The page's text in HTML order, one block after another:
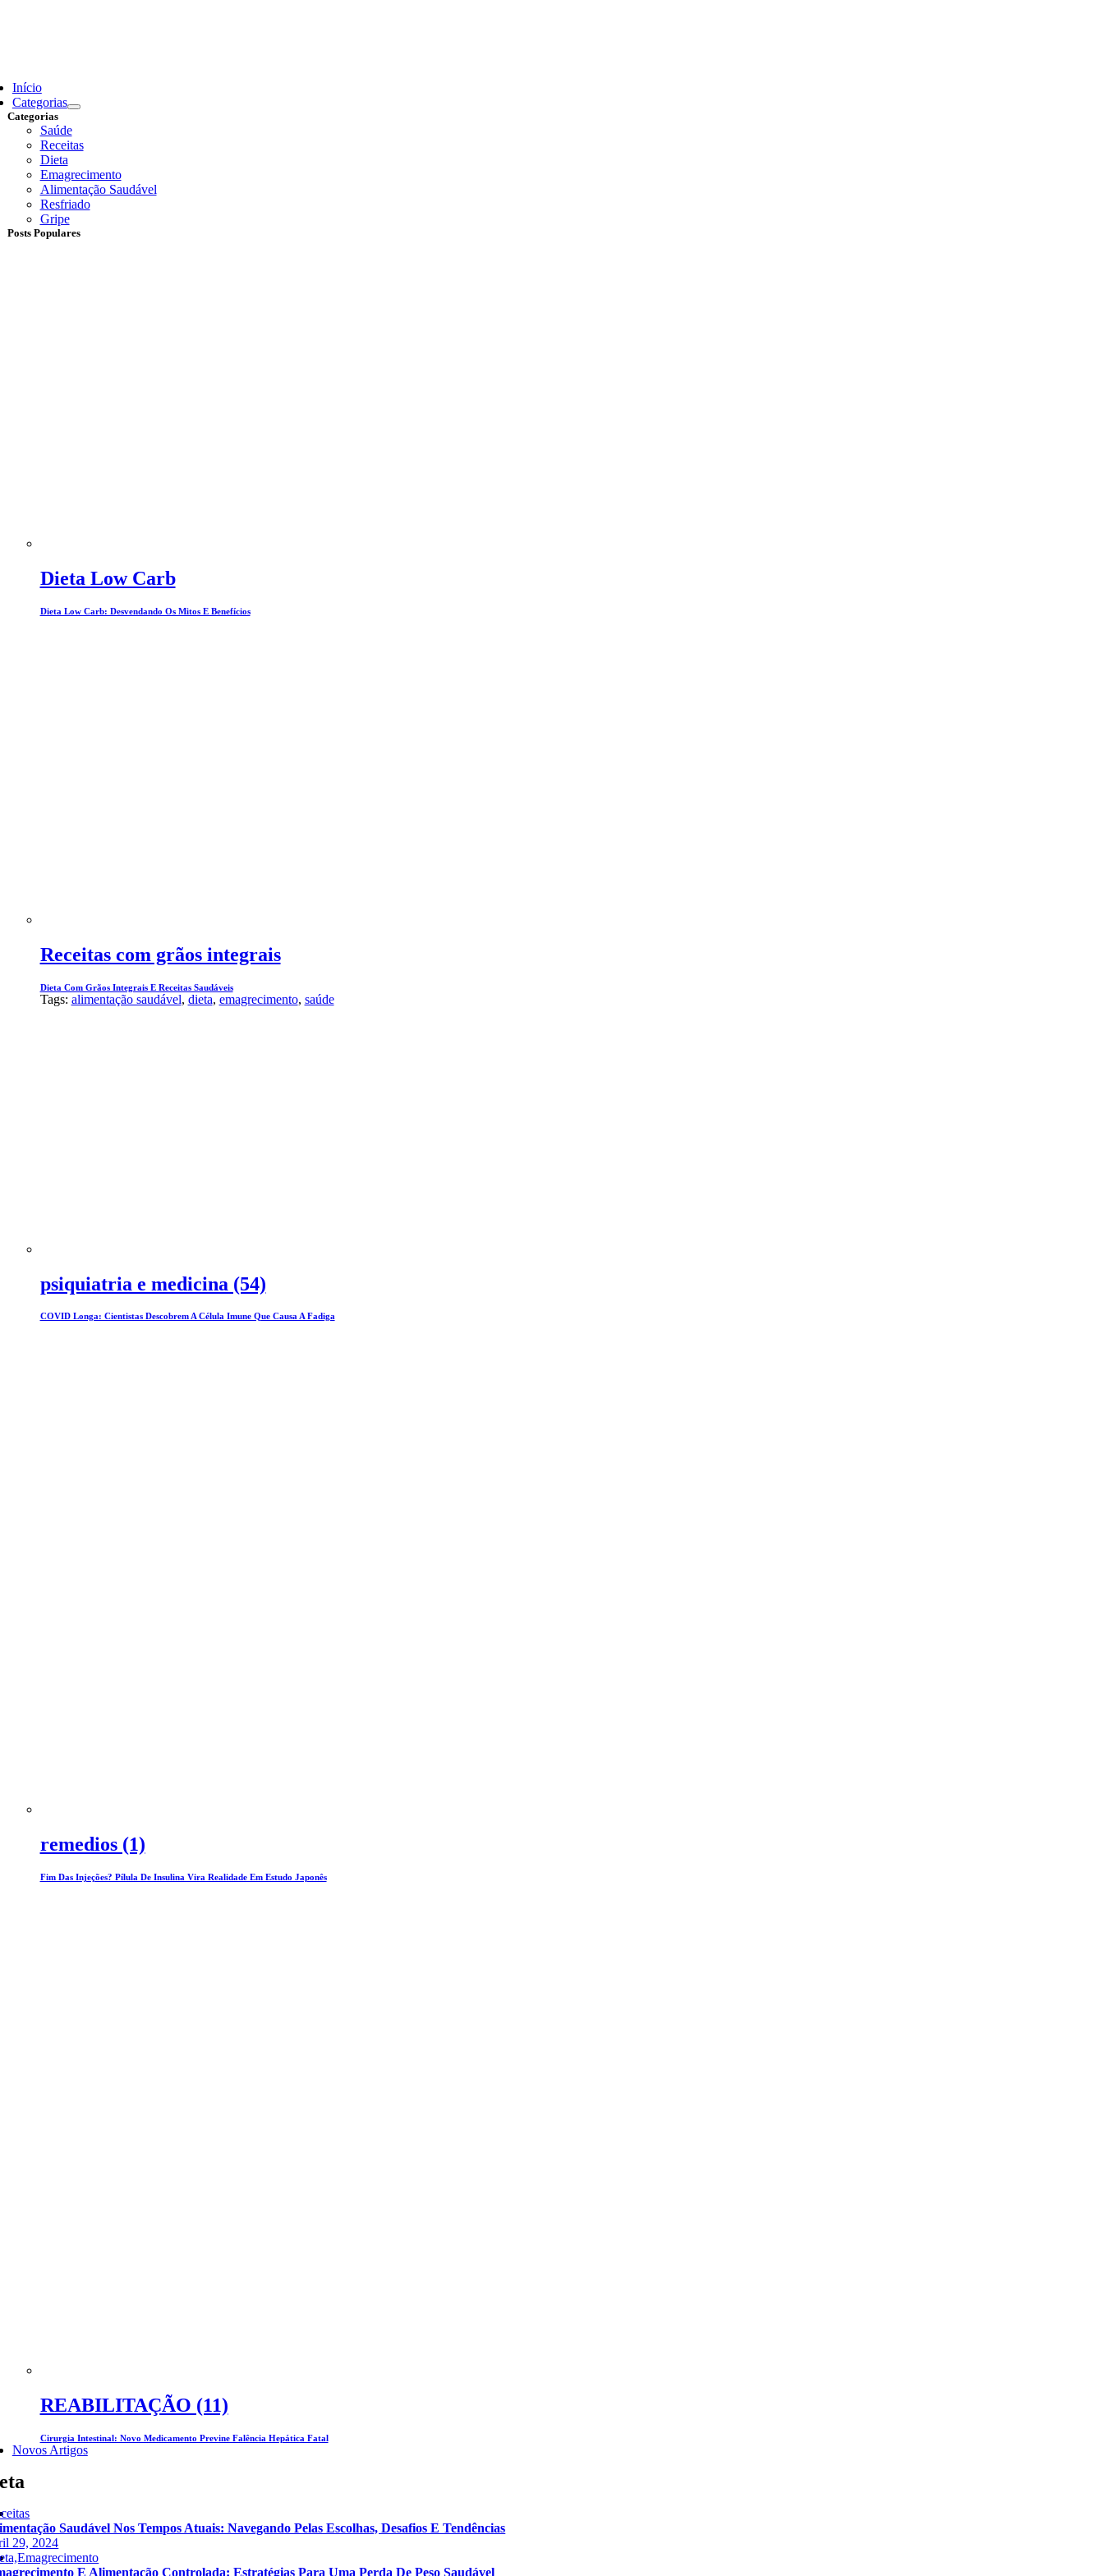
Início
Categorias
Categorias
Saúde
Receitas
Dieta
Emagrecimento
Alimentação Saudável
Resfriado
Gripe
Posts Populares
Dieta Low Carb
Dieta Low Carb: Desvendando Os Mitos E Benefícios
Receitas com grãos integrais
Dieta Com Grãos Integrais E Receitas Saudáveis
Tags: alimentação saudável, dieta, emagrecimento, saúde
psiquiatria e medicina (54)
COVID Longa: Cientistas Descobrem A Célula Imune Que Causa A Fadiga
remedios (1)
Fim Das Injeções? Pílula De Insulina Vira Realidade Em Estudo Japonês
REABILITAÇÃO (11)
Cirurgia Intestinal: Novo Medicamento Previne Falência Hepática Fatal
Novos Artigos
Saudável Nos Tempos Atuais: Navegando Pelas Escolhas, Desafios E Tendências
29, 2024
E Alimentação Controlada: Estratégias Para Uma Perda De Peso Saudável